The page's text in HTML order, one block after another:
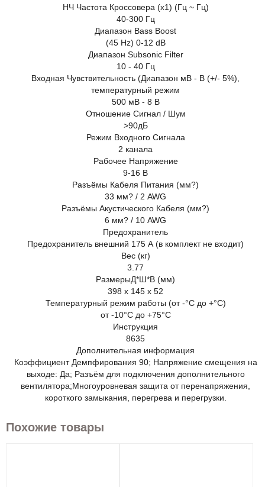
НЧ Частота Кроссовера (x1) (Гц ~ Гц)
40-300 Гц
Диапазон Bass Boost
(45 Hz) 0-12 dB
Диапазон Subsonic Filter
10 - 40 Гц
Входная Чувствительность (Диапазон мВ - В (+/- 5%),
температурный режим
500 мВ - 8 В
Отношение Сигнал / Шум
>90дБ
Режим Входного Сигнала
2 канала
Рабочее Напряжение
9-16 В
Разъёмы Кабеля Питания (мм?)
33 мм? / 2 AWG
Разъёмы Акустического Кабеля (мм?)
6 мм? / 10 AWG
Предохранитель
Предохранитель внешний 175 А (в комплект не входит)
Вес (кг)
3.77
РазмерыД*Ш*В (мм)
398 x 145 x 52
Температурный режим работы (от -°С до +°С)
от -10°С до +75°С
Инструкция
8635
Дополнительная информация
Коэффициент Демпфирования 90; Напряжение смещения на
выходе: Да; Разъём для подключения дополнительного
вентилятора;Многоуровневая защита от перенапряжения,
короткого замыкания, перегрева и перегрузки.
Похожие товары